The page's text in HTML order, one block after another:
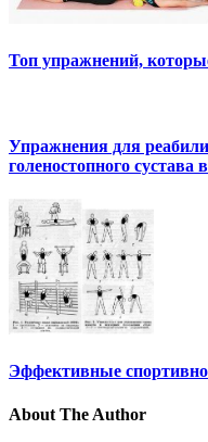
Топ упражнений,
Упражнения для
голеностопного
Эффективные
About The Author